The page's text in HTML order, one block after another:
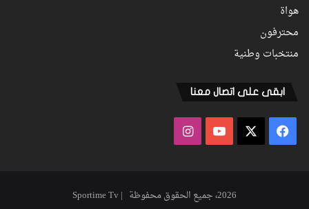
هواة
محترفون
منتخبات وطنية
ابقى على اتصال معنا
فيسبوك ‫YouTubeانستقرام
2026، جميع الحقوق محفوظة | Sportime Tv